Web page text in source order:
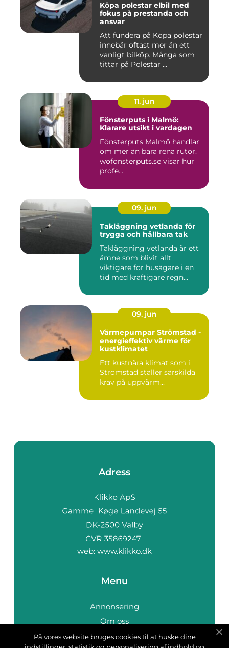
Köpa polestar elbil med
fokus på prestanda och
ansvar
Att fundera på Köpa polestar
innebär oftast mer än ett
vanligt bilköp. Många som
tittar på Polestar ...
11. jun
Fönsterputs i Malmö:
Klarare utsikt i vardagen
Fönsterputs Malmö handlar
om mer än bara rena rutor.
wofonsterputs.se visar hur
profe...
09. jun
Takläggning vetlanda för
trygga och hållbara tak
Takläggning vetlanda är ett
ämne som blivit allt
viktigare för husägare i en
tid med kraftigare regn...
09. jun
Värmepumpar Strömstad -
energieffektiv värme för
kustklimatet
Ett kustnära klimat som i
Strömstad ställer särskilda
krav på uppvärm...
Adress
web: www.klikko.dk
Menu
Annonsering
Om oss
Cookies
På vores website bruges cookies til at huske dine